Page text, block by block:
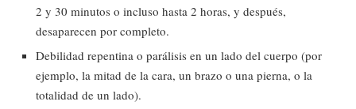
2 y 30 minutos o incluso hasta 2 horas, y después,
desaparecen por completo.
Debilidad repentina o parálisis en un lado del cuerpo (por
ejemplo, la mitad de la cara, un brazo o una pierna, o la
totalidad de un lado).